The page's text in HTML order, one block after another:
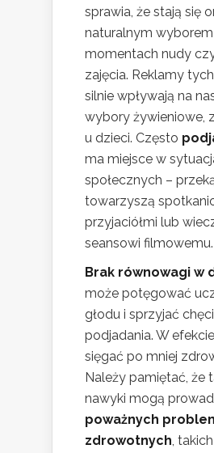
sprawia, że stają się
naturalnym
momentach nudy
zajęcia. Reklamy
silnie wpływają na
wybory żywieniowe,
u dzieci. Często
ma miejsce w
społecznych –
towarzyszą
przyjaciółmi lub
seansowi filmowemu.
Brak równowagi w
może potęgować
głodu i sprzyjać chęci
podjadania. W
sięgać po mniej
Należy pamiętać, że
nawyki mogą
poważnych
zdrowotnych,